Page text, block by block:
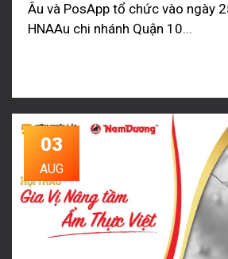
Âu và PosApp tổ chức vào ngày
HNAAu chi nhánh Quận 10...
03
AUG